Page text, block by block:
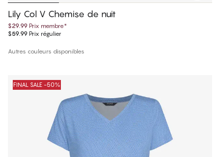
Lily Col V Chemise de nuit
$29.99 Prix membre*
$59.99 Prix régulier
Autres couleurs disponibles
FINAL SALE -50%